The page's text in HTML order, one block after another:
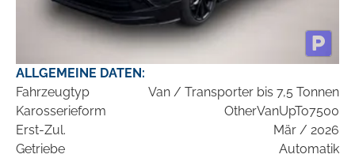
ALLGEMEINE DATEN:
Fahrzeugtyp
Van / Transporter bis 7,5 Tonnen
Karosserieform
OtherVanUpTo7500
Erst-Zul.
Mär / 2026
Getriebe
Automatik